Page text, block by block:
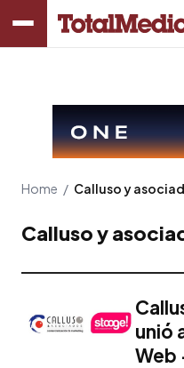
Home / Calluso y
Calluso y
unió
Web